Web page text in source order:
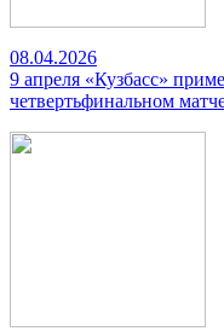
08.04.2026
9 апреля «Кузбасс»
четвертьфинальном